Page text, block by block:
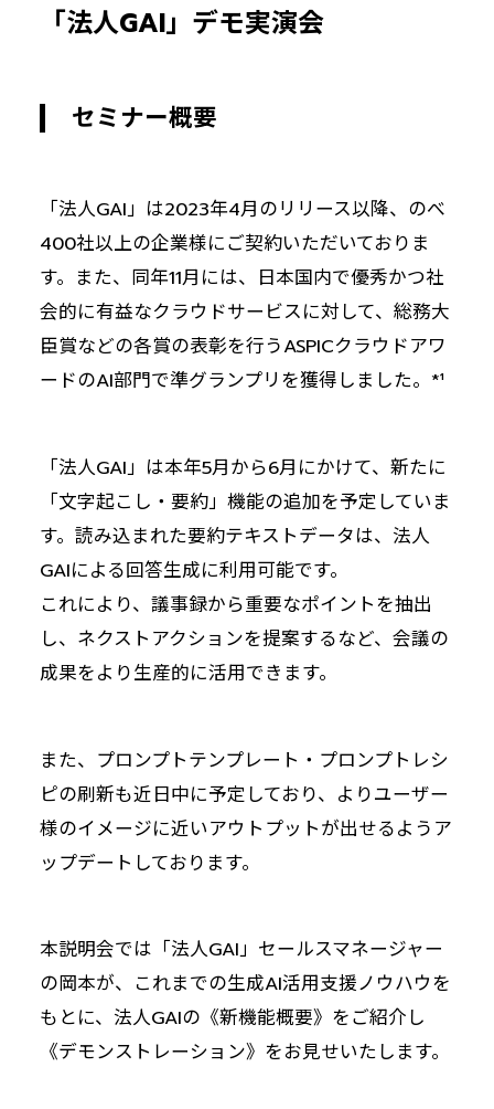
「法人GAI」デモ実演会
セミナー概要
「法人GAI」は2023年4月のリリース以降、のべ
400社以上の企業様にご契約いただいておりま
す。また、同年11月には、日本国内で優秀かつ社
会的に有益なクラウドサービスに対して、総務大
臣賞などの各賞の表彰を行うASPICクラウドアワ
ードのAI部門で準グランプリを獲得しました。*¹
「法人GAI」は本年5月から6月にかけて、新たに
「文字起こし・要約」機能の追加を予定していま
す。読み込まれた要約テキストデータは、法人
GAIによる回答生成に利用可能です。
これにより、議事録から重要なポイントを抽出
し、ネクストアクションを提案するなど、会議の
成果をより生産的に活用できます。
また、プロンプトテンプレート・プロンプトレシ
ピの刷新も近日中に予定しており、よりユーザー
様のイメージに近いアウトプットが出せるようア
ップデートしております。
本説明会では「法人GAI」セールスマネージャー
の岡本が、これまでの生成AI活用支援ノウハウを
もとに、法人GAIの《新機能概要》をご紹介し
《デモンストレーション》をお見せいたします。